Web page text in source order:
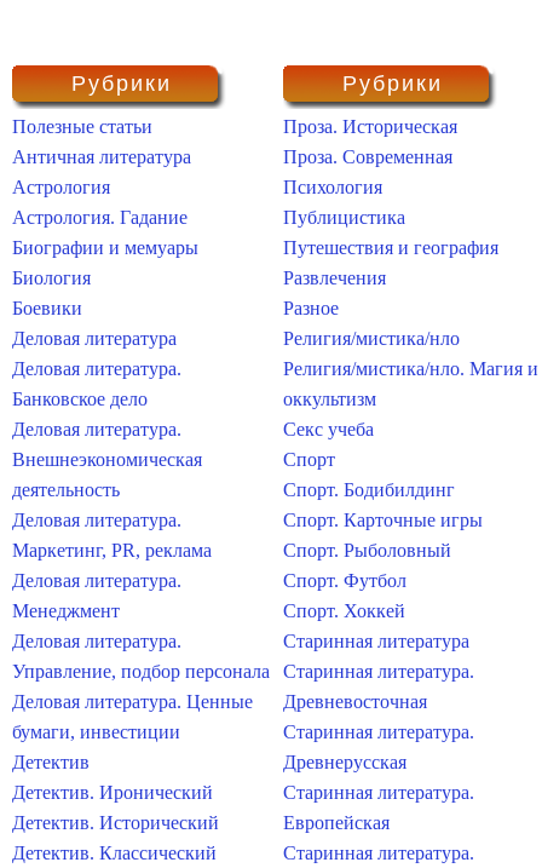
Рубрики
Полезные статьи
Античная литература
Астрология
Астрология. Гадание
Биографии и мемуары
Биология
Боевики
Деловая литература
Деловая литература.
Банковское дело
Деловая литература.
Внешнеэкономическая
деятельность
Деловая литература.
Маркетинг, PR, реклама
Деловая литература.
Менеджмент
Деловая литература.
Управление, подбор персонала
Деловая литература. Ценные
бумаги, инвестиции
Детектив
Детектив. Иронический
Детектив. Исторический
Детектив. Классический
Рубрики
Проза. Историческая
Проза. Современная
Психология
Публицистика
Путешествия и география
Развлечения
Разное
Религия/мистика/нло
Религия/мистика/нло. Магия и
оккультизм
Секс учеба
Спорт
Спорт. Бодибилдинг
Спорт. Карточные игры
Спорт. Рыболовный
Спорт. Футбол
Спорт. Хоккей
Старинная литература
Старинная литература.
Древневосточная
Старинная литература.
Древнерусская
Старинная литература.
Европейская
Старинная литература.